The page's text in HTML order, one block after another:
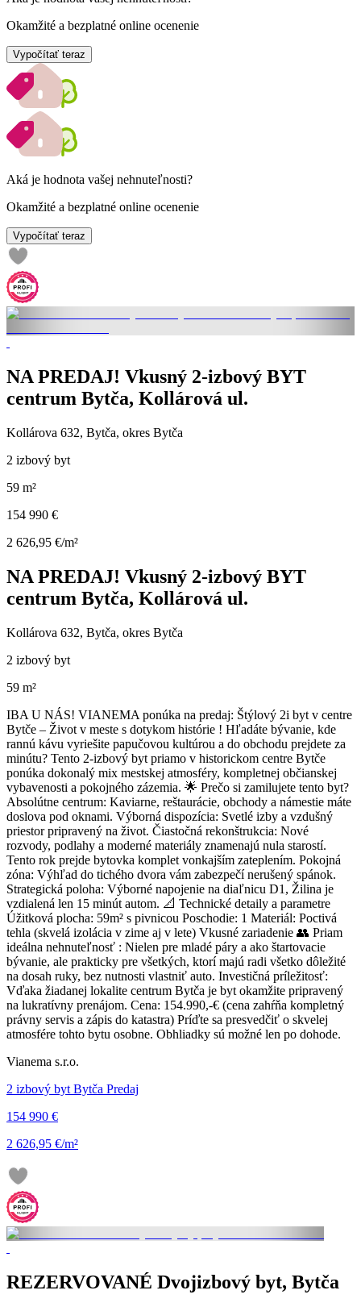
Okamžité a bezplatné online ocenenie
Vypočítať teraz
Aká je hodnota vašej nehnuteľnosti?
Okamžité a bezplatné online ocenenie
Vypočítať teraz
NA PREDAJ! Vkusný 2-izbový BYT
centrum Bytča, Kollárová ul.
Kollárova 632, Bytča, okres Bytča
2 izbový byt
59 m²
154 990 €
2 626,95 €/m²
NA PREDAJ! Vkusný 2-izbový BYT
centrum Bytča, Kollárová ul.
Kollárova 632, Bytča, okres Bytča
2 izbový byt
59 m²
IBA U NÁS! VIANEMA ponúka na predaj: Štýlový 2i byt v centre
Bytče – Život v meste s dotykom histórie ! Hľadáte bývanie, kde
rannú kávu vyriešite papučovou kultúrou a do obchodu prejdete za
minútu? Tento 2-izbový byt priamo v historickom centre Bytče
ponúka dokonalý mix mestskej atmosféry, kompletnej občianskej
vybavenosti a pokojného zázemia. 🌟 Prečo si zamilujete tento byt?
Absolútne centrum: Kaviarne, reštaurácie, obchody a námestie máte
doslova pod oknami. Výborná dispozícia: Svetlé izby a vzdušný
priestor pripravený na život. Čiastočná rekonštrukcia: Nové
rozvody, podlahy a moderné materiály znamenajú nula starostí.
Tento rok prejde bytovka komplet vonkajším zateplením. Pokojná
zóna: Výhľad do tichého dvora vám zabezpečí nerušený spánok.
Strategická poloha: Výborné napojenie na diaľnicu D1, Žilina je
vzdialená len 15 minút autom. 📐 Technické detaily a parametre
Úžitková plocha: 59m² s pivnicou Poschodie: 1 Materiál: Poctivá
tehla (skvelá izolácia v zime aj v lete) Vkusné zariadenie 👥 Priam
ideálna nehnuteľnosť : Nielen pre mladé páry a ako štartovacie
bývanie, ale prakticky pre všetkých, ktorí majú radi všetko dôležité
na dosah ruky, bez nutnosti vlastniť auto. Investičná príležitosť:
Vďaka žiadanej lokalite centrum Bytča je byt okamžite pripravený
na lukratívny prenájom. Cena: 154.990,-€ (cena zahŕňa kompletný
právny servis a zápis do katastra) Príďte sa presvedčiť o skvelej
atmosfére tohto bytu osobne. Obhliadky sú možné len po dohode.
Vianema s.r.o.
2 izbový byt Bytča Predaj
154 990 €
2 626,95 €/m²
REZERVOVANÉ Dvojizbový byt, Bytča